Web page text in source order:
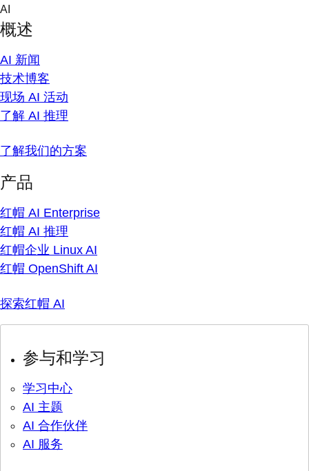
Skip
content
AI
概述
AI 新闻
技术博客
现场 AI 活动
了解 AI 推理
了解我们的方案
产品
红帽 AI Enterprise
红帽 AI 推理
红帽企业 Linux AI
红帽 OpenShift AI
探索红帽 AI
参与和学习
学习中心
AI 主题
AI 合作伙伴
AI 服务